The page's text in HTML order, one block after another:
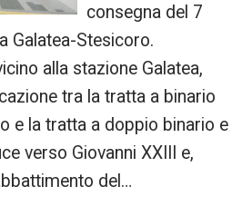
consegna del 7
Galatea-Stesicoro.
alla stazione Galatea,
tra la tratta a binario
e la tratta a doppio binario e
verso Giovanni XXIII e,
del…